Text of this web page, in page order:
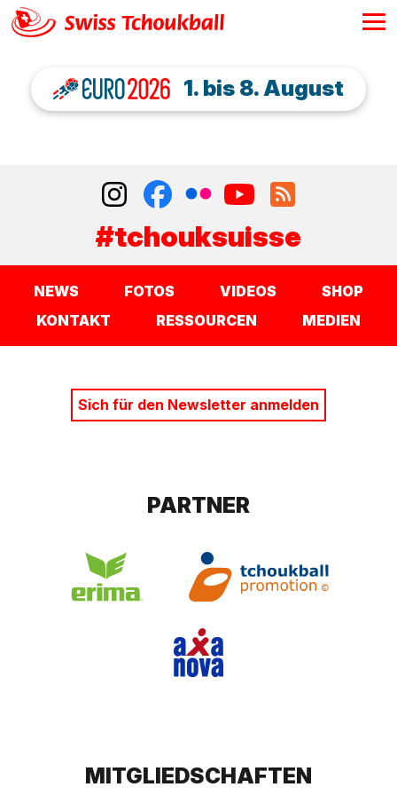
1. bis 8. August
#tchouksuisse
NEWS FOTOS VIDEOS
SHOP
KONTAKT
RESSOURCEN MEDIEN
Sich für den Newsletter anmelden
PARTNER
MITGLIEDSCHAFTEN